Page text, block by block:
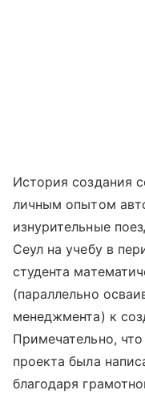
История создания
личным опытом
изнурительные
Сеул на учебу в
студента
(параллельно
менеджмента) к
Примечательно,
проекта была
благодаря